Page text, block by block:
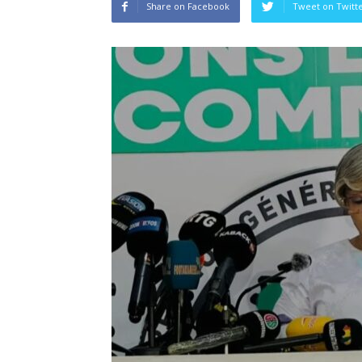
Share on Facebook Tweet on